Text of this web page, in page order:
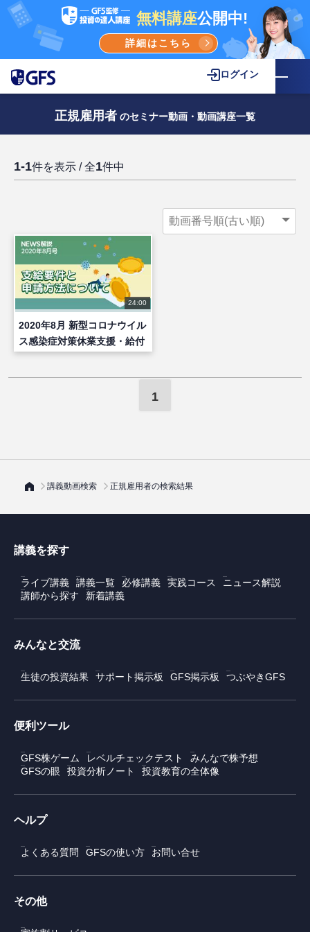
無料講座公開中!
詳細はこちら
ログイン
正規雇用者 のセミナー動画・動画講座一覧
1-1件を表示 / 全1件中
24:00
2020年8月 新型コロナウイル
ス感染症対策休業支援・給付
金制度とは（後編）
1
講義動画検索 正規雇用者の検索結果
講義を探す
ライブ講義 講義一覧 必修講義 実践コース
ニュース解説
講師から探す
新着講義
みんなと交流
生徒の投資結果 サポート掲示板 GFS掲示板 つぶやきGFS
便利ツール
GFS株ゲーム レベルチェックテスト
みんなで株予想
GFSの眼
投資分析ノート 投資教育の全体像
ヘルプ
よくある質問 GFSの使い方 お問い合せ
その他